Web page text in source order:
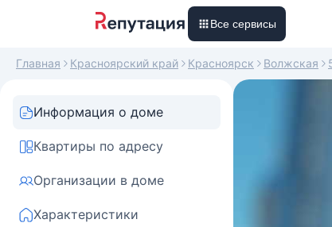
Все сервисы
Главная Красноярский край Красноярск Волжская
Информация о доме
Квартиры по адресу
Организации в доме
Характеристики